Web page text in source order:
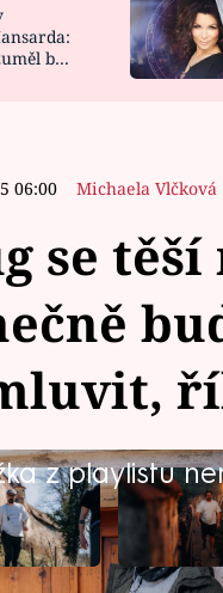
by
06:00 Michaela Vlčková
se těší
z playlistu